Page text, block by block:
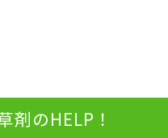
剤のHELP！